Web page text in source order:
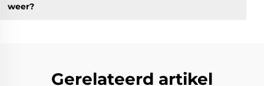
weer?
Gerelateerd artikel